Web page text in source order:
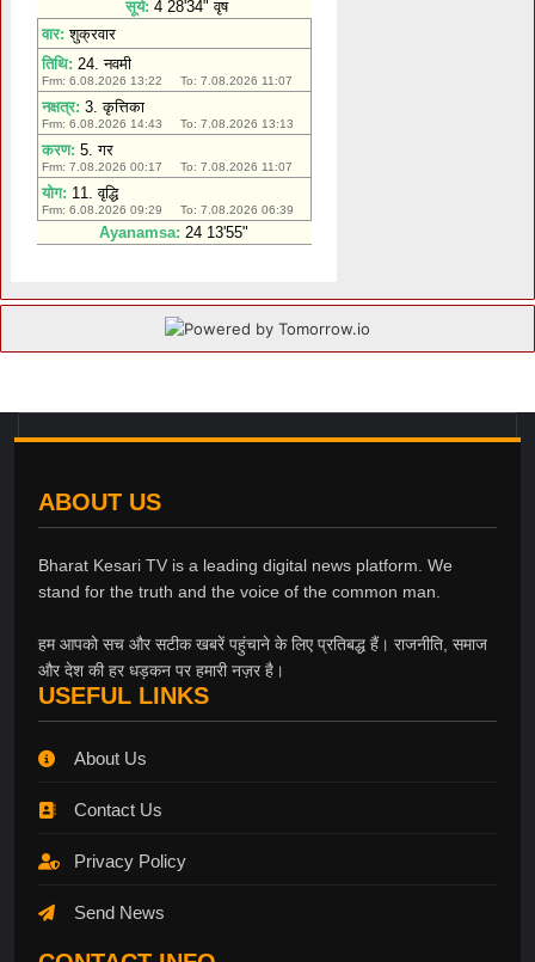
ABOUT US
Bharat Kesari TV is a leading digital news platform. We
stand for the truth and the voice of the common man.
हम आपको सच और सटीक खबरें पहुंचाने के लिए प्रतिबद्ध हैं। राजनीति, समाज
और देश की हर धड़कन पर हमारी नज़र है।
USEFUL LINKS
About Us
Contact Us
Privacy Policy
Send News